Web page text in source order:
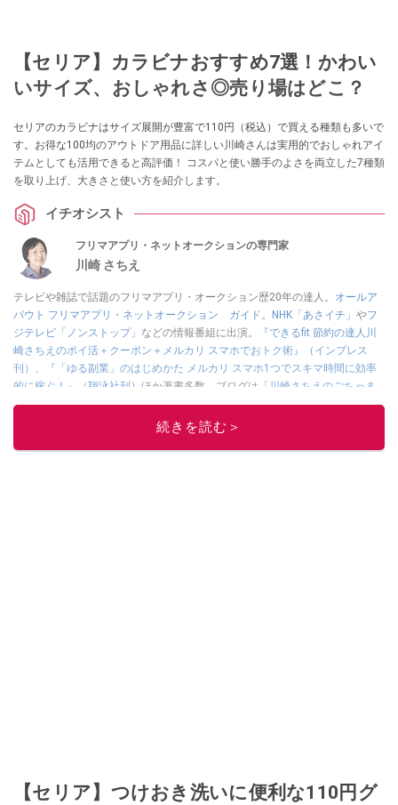
【セリア】カラビナおすすめ7選！かわい
いサイズ、おしゃれさ◎売り場はどこ？
セリアのカラビナはサイズ展開が豊富で110円（税込）で買える種類も多いで
す。お得な100均のアウトドア用品に詳しい川崎さんは実用的でおしゃれアイ
テムとしても活用できると高評価！ コスパと使い勝手のよさを両立した7種類
を取り上げ、大きさと使い方を紹介します。
イチオシスト
フリマアプリ・ネットオークションの専門家
川崎 さちえ
テレビや雑誌で話題のフリマアプリ・オークション歴20年の達人。 オールア
バウト フリマアプリ・ネットオークション ガイド 。 NHK「あさイチ」 やフ
ジテレビ「ノンストップ」 などの情報番組に出演。
『できるfit 節約の達人川
崎さちえのポイ活＋クーポン＋メルカリ スマホでおトク術』（インプレス
刊）
『「ゆる副業」のはじめかた メルカリ スマホ1つでスキマ時間に効率
的に稼ぐ！』（翔泳社刊） ほか著書多数。ブログは 「川崎さちえのごちゃま
ぜ日記」。
■経歴：2003年、夫が子育てをするために、突然会社を辞める。翌月からの
続きを読む＞
【セリア】つけおき洗いに便利な110円グ